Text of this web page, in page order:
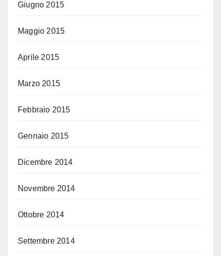
Giugno 2015
Maggio 2015
Aprile 2015
Marzo 2015
Febbraio 2015
Gennaio 2015
Dicembre 2014
Novembre 2014
Ottobre 2014
Settembre 2014